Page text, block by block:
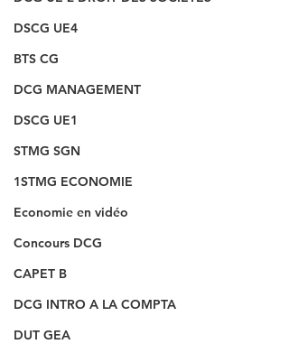
DSCG UE4
BTS CG
DCG MANAGEMENT
DSCG UE1
STMG SGN
1STMG ECONOMIE
Economie en vidéo
Concours DCG
CAPET B
DCG INTRO A LA COMPTA
DUT GEA